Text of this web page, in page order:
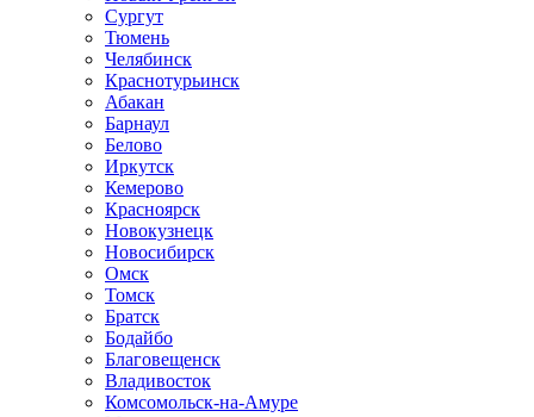
Сургут
Тюмень
Челябинск
Краснотурьинск
Абакан
Барнаул
Белово
Иркутск
Кемерово
Красноярск
Новокузнецк
Новосибирск
Омск
Томск
Братск
Бодайбо
Благовещенск
Владивосток
Комсомольск-на-Амуре